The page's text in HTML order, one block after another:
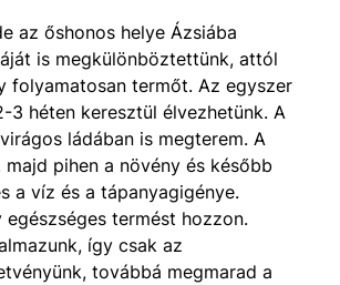
az őshonos helye Ázsiába
is megkülönböztettünk, attól
folyamatosan termőt. Az egyszer
héten keresztül élvezhetünk. A
ládában is megterem. A
pihen a növény és később
a víz és a tápanyagigénye.
termést hozzon.
így csak az
továbbá megmarad a